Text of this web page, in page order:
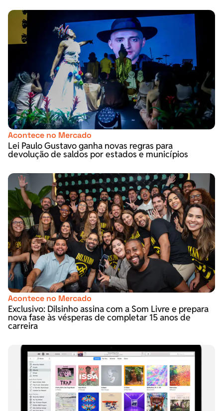
Acontece no Mercado
Lei Paulo Gustavo ganha novas regras para
devolução de saldos por estados e municípios
Acontece no Mercado
Exclusivo: Dilsinho assina com a Som Livre e prepara
nova fase às vésperas de completar 15 anos de
carreira